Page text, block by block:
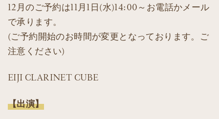
12月のご予約は11月1日(水)14:00～お電話かメール
で承ります。
(ご予約開始のお時間が変更となっております。ご
注意ください)
EIJI CLARINET CUBE
【出演】